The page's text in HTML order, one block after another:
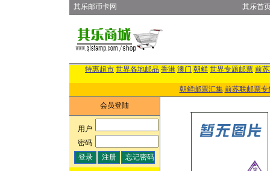
其乐邮币卡网 其乐首
特惠超市 世界各地邮品 香港 澳门 朝鲜 世界专题邮票 前
朝鲜邮票汇集 前苏联邮票专
会员登陆
用户:
密码: